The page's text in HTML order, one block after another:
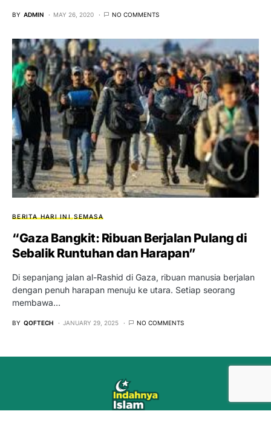
BY ADMIN MAY 26, 2020 NO COMMENTS
BERITA HARI INI SEMASA
“Gaza Bangkit: Ribuan Berjalan Pulang di
Sebalik Runtuhan dan Harapan”
Di sepanjang jalan al-Rashid di Gaza, ribuan manusia berjalan
dengan penuh harapan menuju ke utara. Setiap seorang
membawa…
BY QOFTECH JANUARY 29, 2025 NO COMMENTS